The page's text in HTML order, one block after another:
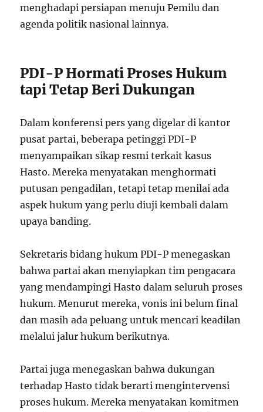
menghadapi persiapan menuju Pemilu dan
agenda politik nasional lainnya.
PDI-P Hormati Proses Hukum
tapi Tetap Beri Dukungan
Dalam konferensi pers yang digelar di kantor
pusat partai, beberapa petinggi PDI-P
menyampaikan sikap resmi terkait kasus
Hasto. Mereka menyatakan menghormati
putusan pengadilan, tetapi tetap menilai ada
aspek hukum yang perlu diuji kembali dalam
upaya banding.
Sekretaris bidang hukum PDI-P menegaskan
bahwa partai akan menyiapkan tim pengacara
yang mendampingi Hasto dalam seluruh proses
hukum. Menurut mereka, vonis ini belum final
dan masih ada peluang untuk mencari keadilan
melalui jalur hukum berikutnya.
Partai juga menegaskan bahwa dukungan
terhadap Hasto tidak berarti mengintervensi
proses hukum. Mereka menyatakan komitmen